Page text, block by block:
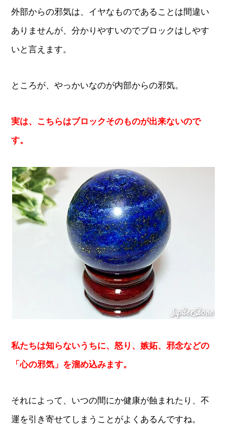
外部からの邪気は、イヤなものであることは間違い
ありませんが、分かりやすいのでブロックはしやす
いと言えます。
ところが、やっかいなのが内部からの邪気。
実は、こちらはブロックそのものが出来ないので
す。
私たちは知らないうちに、怒り、嫉妬、邪念などの
「心の邪気」を溜め込みます。
それによって、いつの間にか健康が蝕まれたり、不
運を引き寄せてしまうことがよくあるんですね。